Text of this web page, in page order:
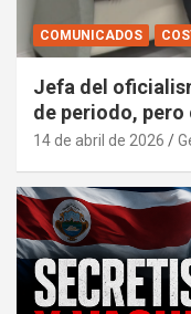
COMUNICADOS
Jefa del
de periodo,
14 de abril de 2026